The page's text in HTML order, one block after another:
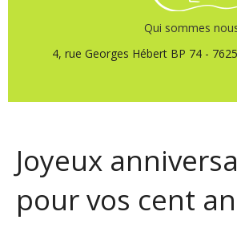
Qui sommes
4, rue Georges Hébert BP 74 -
Joyeux
pour vos cent